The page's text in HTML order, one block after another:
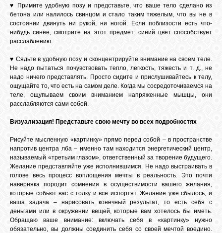
♥ Примите удобную позу и представьте, что ваше тело сделано из
бетона или налилось свинцом и стало таким тяжелым, что вы не в
состоянии двинуть ни рукой, ни ногой. Если поблизости есть что-
нибудь синее, смотрите на этот предмет: синий цвет способствует
расслаблению.
♥ Сядьте в удобную позу и сконцентрируйте внимание на своем теле.
Не надо пытаться почувствовать тепло, легкость, тяжесть и т. д., не
надо ничего представлять. Просто сидите и прислушивайтесь к телу,
ощущайте то, что есть на самом деле. Когда мы сосредоточиваемся на
теле, ощупываем своим вниманием напряженные мышцы, они
расслабляются сами собой.
Визуализация! Представьте свою мечту во всех подробностях
Рисуйте мысленную «картинку» прямо перед собой – в пространстве
напротив центра лба – именно там находится энергетический центр,
называемый «третьим глазом», ответственный за творение будущего.
Желание представляйте уже исполнившимся. Не надо выстраивать в
голове весь процесс воплощения мечты в реальность. Это почти
наверняка породит сомнения в осуществимости вашего желания,
которые собьют вас с толку и все испортят. Желание уже сбылось, и
ваша задача – нарисовать конечный результат, то есть себя с
деньгами или в окружении вещей, которые вам хотелось бы иметь.
Обращаю ваше внимание: включать себя в «картинку» нужно
обязательно, вы должны соединить себя со своей мечтой воедино.